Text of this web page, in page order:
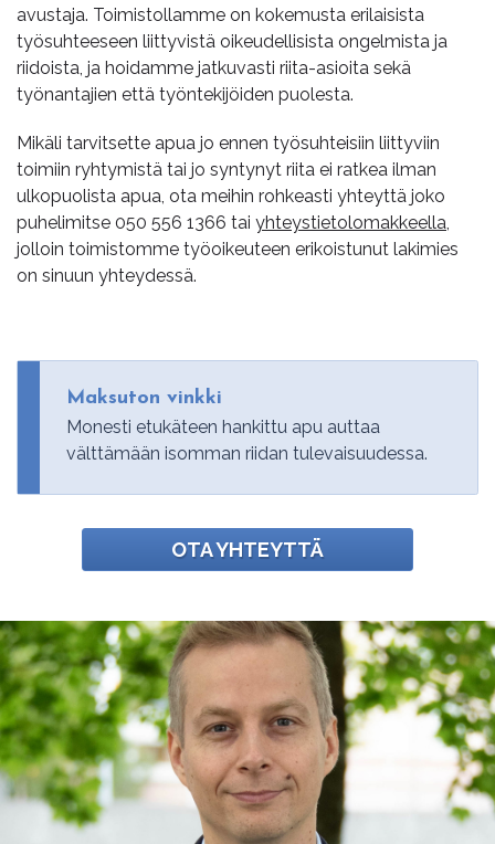
avustaja. Toimistollamme on kokemusta erilaisista
työsuhteeseen liittyvistä oikeudellisista ongelmista ja
riidoista, ja hoidamme jatkuvasti riita-asioita sekä
työnantajien että työntekijöiden puolesta.
Mikäli tarvitsette apua jo ennen työsuhteisiin liittyviin
toimiin ryhtymistä tai jo syntynyt riita ei ratkea ilman
ulkopuolista apua, ota meihin rohkeasti yhteyttä joko
puhelimitse 050 556 1366 tai yhteystietolomakkeella,
jolloin toimistomme työoikeuteen erikoistunut lakimies
on sinuun yhteydessä.
Maksuton vinkki
Monesti etukäteen hankittu apu auttaa
välttämään isomman riidan tulevaisuudessa.
OTA YHTEYTTÄ